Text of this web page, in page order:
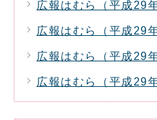
広報はむら（平成29
広報はむら（平成29
広報はむら（平成29
広報はむら（平成29